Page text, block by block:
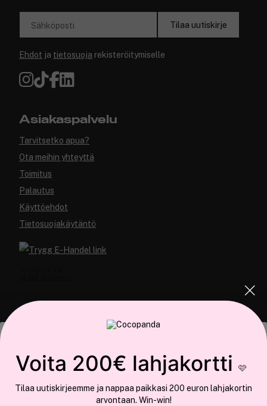
Tämä sivusto käyttää evästeitä
Käytämme evästeitä tarjoamamme sisällön ja mainosten
räätälöimiseen, sosiaalisen median ominaisuuksien tukemiseen ja
Sähköposti Tilaa uutiskirje
Ehdot ja tietosuoja rekisteröitymiselle
Asiakaspalvelu
Tarvitsetko apua?
Ota meihin yhteyttä
Toimitus
Palautus
Käyttöehdot
Tietosuojakäytäntö
Meistä
Voita 200€ lahjakortti 🩷
Tilaa uutiskirjeemme ja nappaa paikkasi 200 euron lahjakortin
arvontaan. Win-win!